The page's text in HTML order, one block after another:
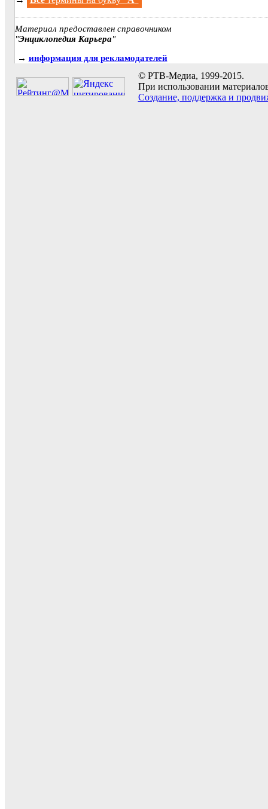
Материал предоставлен справочником
"Энциклопедия Карьера"
→ информация для рекламодателей
© РТВ-Медиа, 1999-2015.
При использовании
Создание, поддержка и